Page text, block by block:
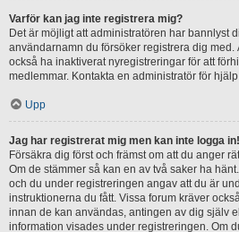
Varför kan jag inte registrera mig?
Det är möjligt att administratören har bannlyst
användarnamn du försöker registrera dig
också ha inaktiverat nyregistreringar för att
medlemmar. Kontakta en administratör för
Upp
Jag har registrerat mig men kan inte logga in!
Försäkra dig först och främst om att du anger
Om de stämmer så kan en av två saker ha
och du under registreringen angav att du är
instruktionerna du fått. Vissa forum kräver
innan de kan användas, antingen av dig själv
information visades under registreringen. Om